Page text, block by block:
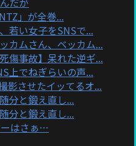
」が全巻...
若い女子をSNSで...
カムさん、ベッカム...
傷事故】呆れた逆ギ...
上でねぎらいの声...
影させたイッてるオ...
分と鍛え直し...
分と鍛え直し...
ーはさぁ…